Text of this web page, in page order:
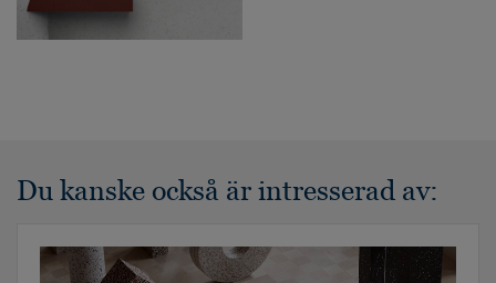
Du kanske också är intresserad av: